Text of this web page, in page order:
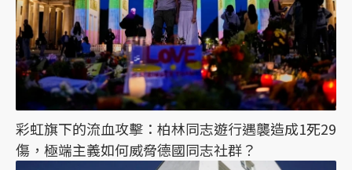
彩虹旗下的流血攻擊：柏林同志遊行遇襲造成1死29
傷，極端主義如何威脅德國同志社群？